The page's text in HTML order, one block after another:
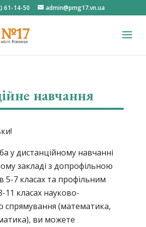
61-14-50 admin@pmg17.vn.ua
навчання
у дистанційному навчанні
закладі з допрофільною
5-7 класах та профільним
11 класах науково-
спрямування (математика,
ви можете